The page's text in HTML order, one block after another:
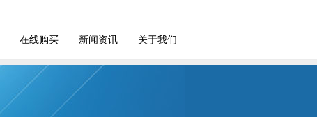
在线购买 新闻资讯 关于我们